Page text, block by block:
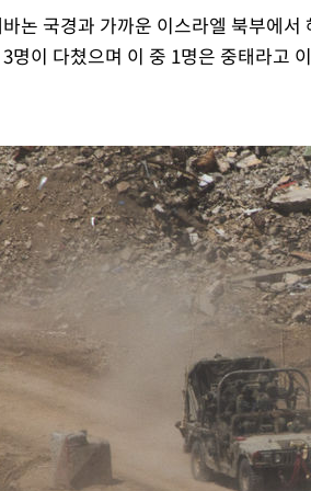
논 국경과 가까운 이스라엘 북부에
명이 다쳤으며 이 중 1명은 중태라고